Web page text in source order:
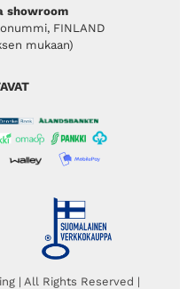
showroom
FINLAND
mukaan)
| All Rights Reserved |